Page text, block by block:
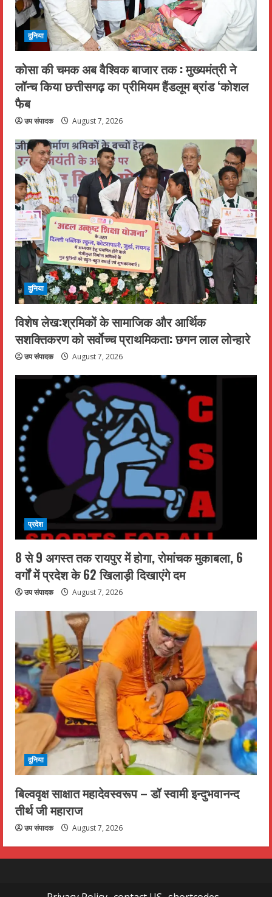
दुनिया
कोसा की चमक अब वैश्विक बाजार तक : मुख्यमंत्री ने
लॉन्च किया छत्तीसगढ़ का प्रीमियम हैंडलूम ब्रांड ‘कोशल
फैब
उप संपादक August 7, 2026
दुनिया
विशेष लेख:श्रमिकों के सामाजिक और आर्थिक
सशक्तिकरण को सर्वाेच्च प्राथमिकता: छगन लाल लोन्हारे
उप संपादक August 7, 2026
प्रदेश
8 से 9 अगस्त तक रायपुर में होगा, रोमांचक मुकाबला, 6
वर्गों में प्रदेश के 62 खिलाड़ी दिखाएंगे दम
उप संपादक August 7, 2026
दुनिया
बिल्ववृक्ष साक्षात महादेवस्वरूप – डॉ स्वामी इन्दुभवानन्द
तीर्थ जी महाराज
उप संपादक August 7, 2026